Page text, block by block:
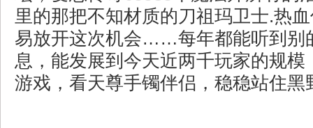
里的那把不知材质的刀祖玛卫士.热
易放开这次机会……每年都能听到别
息，能发展到今天近两千玩家的规模
游戏，看天尊手镯伴侣，稳稳站住黑